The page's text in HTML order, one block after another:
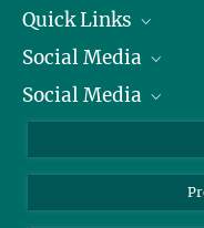
Quick Links
Präsident
Zahlen und Fakten
Social Media
Bluesky
TikTok
Social Media
Instagram
YouTube